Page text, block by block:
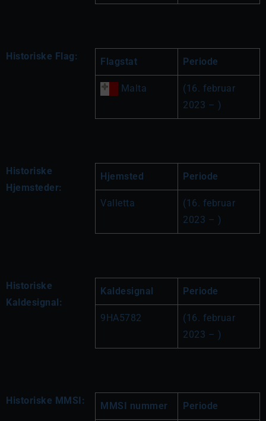
Historiske Flag: Flagstat Periode
Malta
(16. februar
2023 – )
Historiske
Hjemsteder:
Hjemsted Periode
Valletta
(16. februar
2023 – )
Historiske
Kaldesignal:
Kaldesignal Periode
9HA5782
(16. februar
2023 – )
Historiske MMSI: MMSI nummer Periode